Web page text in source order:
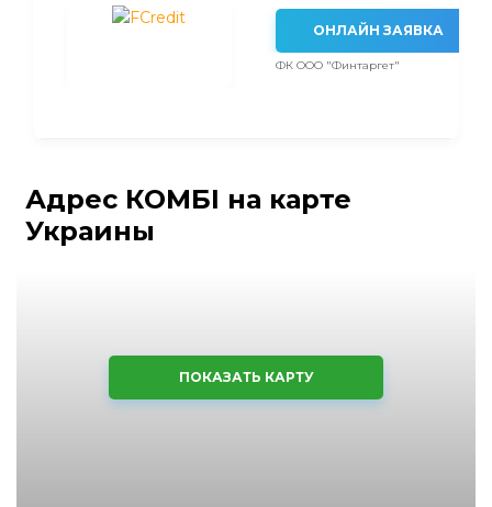
ОНЛАЙН ЗАЯВКА
ФК ООО "Финтаргет"
Адрес КОМБІ на карте
Украины
ПОКАЗАТЬ КАРТУ